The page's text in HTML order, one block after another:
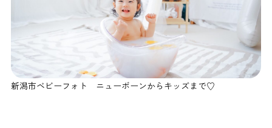
新潟市ベビーフォト ニューボーンからキッズまで♡